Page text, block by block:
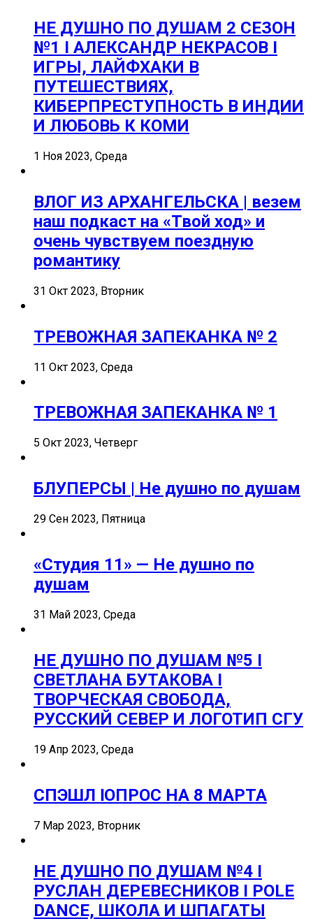
НЕ ДУШНО ПО ДУШАМ 2 СЕЗОН
№1 I АЛЕКСАНДР НЕКРАСОВ I
ИГРЫ, ЛАЙФХАКИ В
ПУТЕШЕСТВИЯХ,
КИБЕРПРЕСТУПНОСТЬ В ИНДИИ
И ЛЮБОВЬ К КОМИ
1 Ноя 2023, Среда
ВЛОГ ИЗ АРХАНГЕЛЬСКА | везем
наш подкаст на «Твой ход» и
очень чувствуем поездную
романтику
31 Окт 2023, Вторник
ТРЕВОЖНАЯ ЗАПЕКАНКА № 2
11 Окт 2023, Среда
ТРЕВОЖНАЯ ЗАПЕКАНКА № 1
5 Окт 2023, Четверг
БЛУПЕРСЫ | Не душно по душам
29 Сен 2023, Пятница
«Студия 11» — Не душно по
душам
31 Май 2023, Среда
НЕ ДУШНО ПО ДУШАМ №5 I
СВЕТЛАНА БУТАКОВА I
ТВОРЧЕСКАЯ СВОБОДА,
РУССКИЙ СЕВЕР И ЛОГОТИП СГУ
19 Апр 2023, Среда
СПЭШЛ ӏ ОПРОС НА 8 МАРТА
7 Мар 2023, Вторник
НЕ ДУШНО ПО ДУШАМ №4 I
РУСЛАН ДЕРЕВЕСНИКОВ I POLE
DANCE, ШКОЛА И ШПАГАТЫ